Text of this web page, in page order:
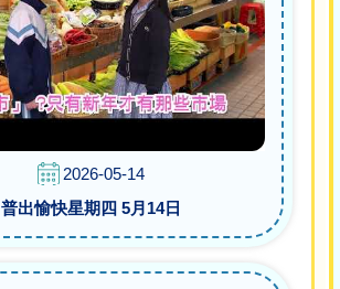
2026-05-14
普出愉快星期四 5月14日